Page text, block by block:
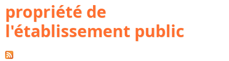
Ressources documentaires
Archives administratives
propriété de
l'établissement public